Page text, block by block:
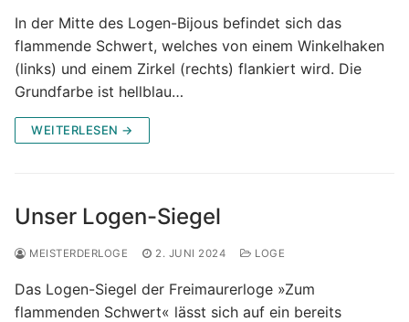
In der Mitte des Logen-Bijous befindet sich das
flammende Schwert, welches von einem Winkelhaken
(links) und einem Zirkel (rechts) flankiert wird. Die
Grundfarbe ist hellblau…
WEITERLESEN →
Unser Logen-Siegel
MEISTERDERLOGE 2. JUNI 2024 LOGE
Das Logen-Siegel der Freimaurerloge »Zum
flammenden Schwert« lässt sich auf ein bereits